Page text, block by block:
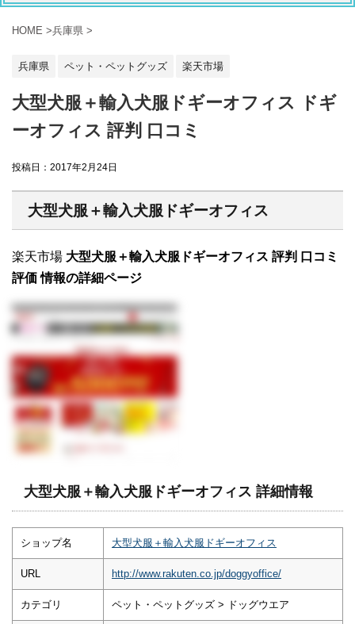
HOME >兵庫県 >
兵庫県 ペット・ペットグッズ 楽天市場
大型犬服＋輸入犬服ドギーオフィス ドギ
ーオフィス 評判 口コミ
投稿日： 2017年2月24日
大型犬服＋輸入犬服ドギーオフィス
楽天市場 大型犬服＋輸入犬服ドギーオフィス 評判 口コミ
評価 情報の詳細ページ
大型犬服＋輸入犬服ドギーオフィス 詳細情報
ショップ名 大型犬服＋輸入犬服ドギーオフィス
URL http://www.rakuten.co.jp/doggyoffice/
カテゴリ ペット・ペットグッズ > ドッグウエア